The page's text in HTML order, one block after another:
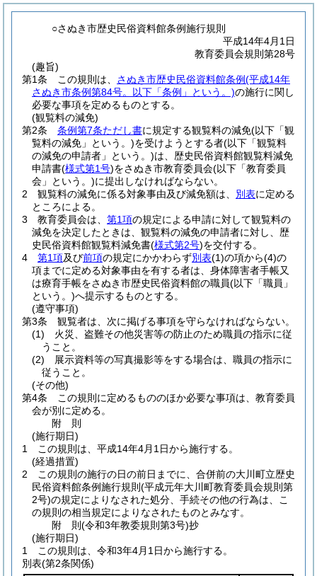
○さぬき市歴史民俗資料館条例施行規則
平成14年4月1日
教育委員会規則第28号
(趣旨)
第1条
この規則は、 さぬき市歴史民俗資料館条例(平成14年
さぬき市条例第84号。以下「条例」という。)の施行に関し
必要な事項を定めるものとする。
(観覧料の減免)
第2条
条例第7条ただし書に規定する観覧料の減免(以下「観
覧料の減免」という。)を受けようとする者(以下「観覧料
の減免の申請者」という。)は、歴史民俗資料館観覧料減免
申請書(様式第1号)をさぬき市教育委員会(以下「教育委員
会」という。)に提出しなければならない。
2
観覧料の減免に係る対象事由及び減免額は、 別表に定める
ところによる。
3
教育委員会は、 第1項の規定による申請に対して観覧料の
減免を決定したときは、観覧料の減免の申請者に対し、歴
史民俗資料館観覧料減免書(様式第2号)を交付する。
4
第1項及び前項の規定にかかわらず別表(1)の項から(4)の
項までに定める対象事由を有する者は、身体障害者手帳又
は療育手帳をさぬき市歴史民俗資料館の職員(以下「職員」
という。)へ提示するものとする。
(遵守事項)
第3条
観覧者は、次に掲げる事項を守らなければならない。
(1)
火災、盗難その他災害等の防止のため職員の指示に従
うこと。
(2)
展示資料等の写真撮影等をする場合は、職員の指示に
従うこと。
(その他)
第4条
この規則に定めるもののほか必要な事項は、教育委員
会が別に定める。
附 則
(施行期日)
1
この規則は、平成14年4月1日から施行する。
(経過措置)
2
この規則の施行の日の前日までに、合併前の大川町立歴史
民俗資料館条例施行規則 (平成元年大川町教育委員会規則第
2号)の規定によりなされた処分、手続その他の行為は、こ
の規則の相当規定によりなされたものとみなす。
附 則(令和3年教委規則第3号)抄
(施行期日)
1
この規則は、令和3年4月1日から施行する。
別表(第2条関係)